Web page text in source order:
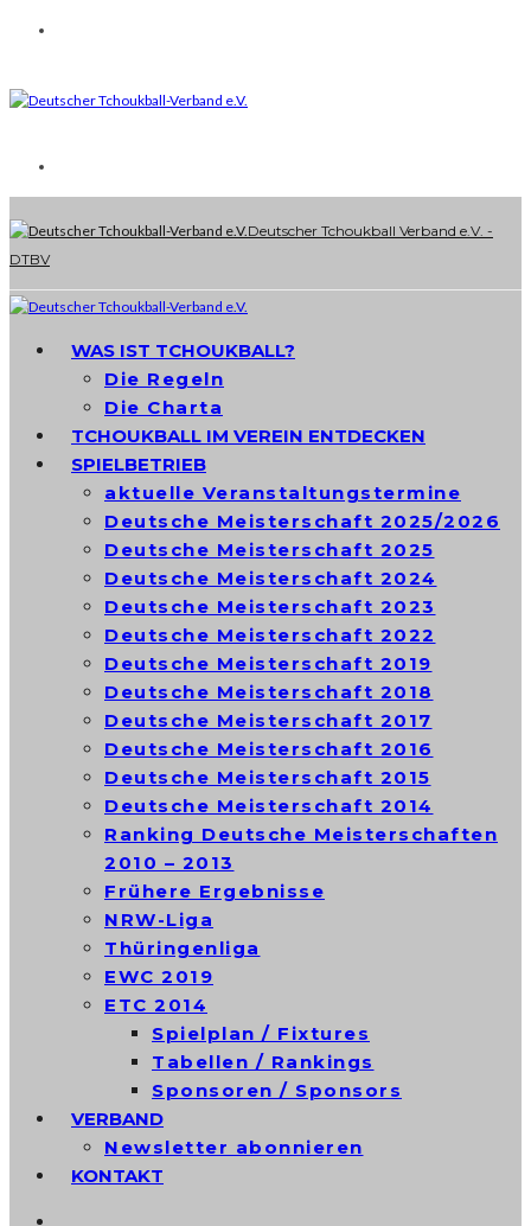
Deutscher Tchoukball Verband e.V. -
DTBV
WAS IST TCHOUKBALL?
Die Regeln
Die Charta
TCHOUKBALL IM VEREIN ENTDECKEN
SPIELBETRIEB
aktuelle Veranstaltungstermine
Deutsche Meisterschaft 2025/2026
Deutsche Meisterschaft 2025
Deutsche Meisterschaft 2024
Deutsche Meisterschaft 2023
Deutsche Meisterschaft 2022
Deutsche Meisterschaft 2019
Deutsche Meisterschaft 2018
Deutsche Meisterschaft 2017
Deutsche Meisterschaft 2016
Deutsche Meisterschaft 2015
Deutsche Meisterschaft 2014
Ranking Deutsche Meisterschaften
2010 – 2013
Frühere Ergebnisse
NRW-Liga
Thüringenliga
EWC 2019
ETC 2014
Spielplan / Fixtures
Tabellen / Rankings
Sponsoren / Sponsors
VERBAND
Newsletter abonnieren
KONTAKT